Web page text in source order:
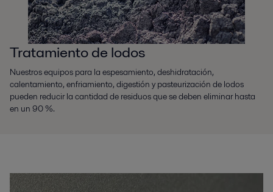
Tratamiento de lodos
Nuestros equipos para la espesamiento, deshidratación,
calentamiento, enfriamiento, digestión y pasteurización de lodos
pueden reducir la cantidad de residuos que se deben eliminar hasta
en un 90 %.